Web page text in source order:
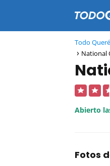
Todo
National
Abierto
Fotos